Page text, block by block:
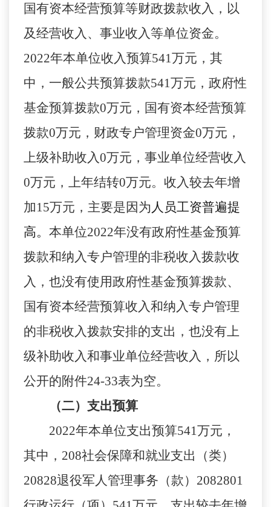
国有资本经营预算等财政拨款收入，以
及经营收入、事业收入等单位资金。
2022年本单位收入预算541万元，其
中，一般公共预算拨款541万元，政府性
基金预算拨款0万元，国有资本经营预算
拨款0万元，财政专户管理资金0万元，
上级补助收入0万元，事业单位经营收入
0万元，上年结转0万元。 收入较去年增
加15万元，主要是因为 人员工资普遍提
高。 本单位2022年没有政府性基金预算
拨款和纳入专户管理的非税收入拨款收
入，也没有使用政府性基金预算拨款、
国有资本经营预算收入和纳入专户管理
的非税收入拨款安排的支出 ， 也没有 上
级补助收入和事业单位经营收 入 ， 所以
公开的附件24-33表为空。
（二）支出预算
2022年本单位支出预算541万元，
其中， 208社会保障和就业支出（类）
20828退役军人管理事务（款） 2082801